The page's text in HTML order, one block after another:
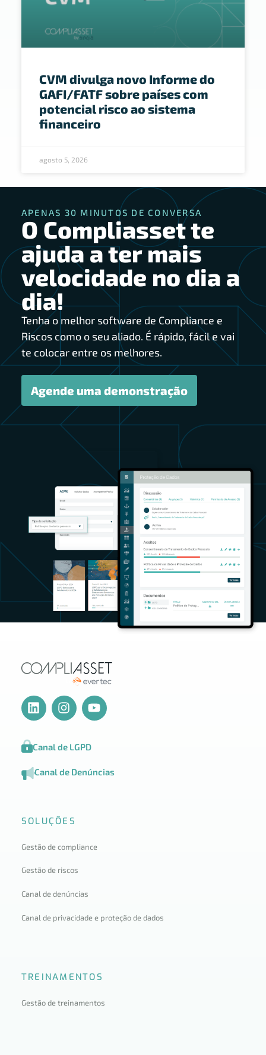
CVM divulga novo Informe do
GAFI/FATF sobre países com
potencial risco ao sistema
financeiro
agosto 5, 2026
APENAS 30 MINUTOS DE CONVERSA
O Compliasset te
ajuda a ter mais
velocidade no dia a
dia!
Tenha o melhor software de Compliance e
Riscos como o seu aliado. É rápido, fácil e vai
te colocar entre os melhores.
Agende uma demonstração
Canal de LGPD
Canal de Denúncias
SOLUÇÕES
Gestão de compliance
Gestão de riscos
Canal de denúncias
Canal de privacidade e proteção de dados
TREINAMENTOS
Gestão de treinamentos